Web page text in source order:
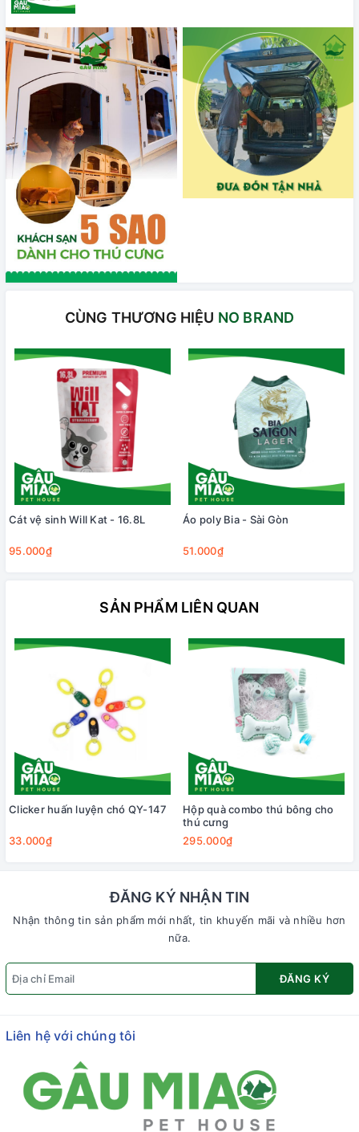
CÙNG THƯƠNG HIỆU NO BRAND
Cát vệ sinh Will Kat - 16.8L
95.000₫
Áo poly Bia - Sài Gòn
51.000₫
SẢN PHẨM LIÊN QUAN
Clicker huấn luyện chó QY-147
33.000₫
Hộp quà combo thú bông cho
thú cưng
295.000₫
ĐĂNG KÝ NHẬN TIN
Nhận thông tin sản phẩm mới nhất, tin khuyến mãi và nhiều hơn
nữa.
ĐĂNG KÝ
Liên hệ với chúng tôi